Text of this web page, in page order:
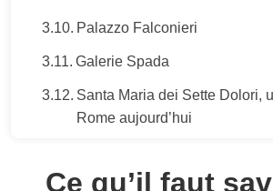
Palazzo Falconieri
Galerie Spada
Santa Maria dei Sette Dolori,
Rome aujourd’hui
Ce qu’il faut